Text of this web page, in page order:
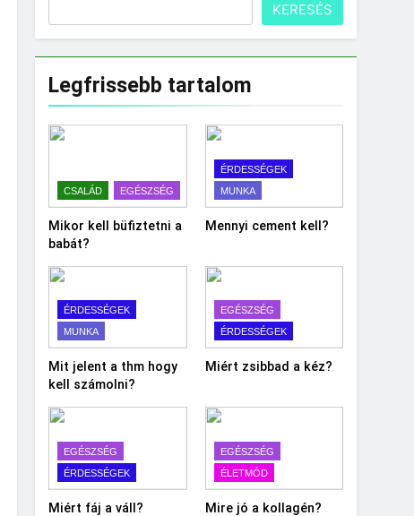
KERESÉS
Legfrissebb tartalom
CSALÁD EGÉSZSÉG
Mikor kell büfiztetni a
babát?
ÉRDESSÉGEK
MUNKA
Mennyi cement kell?
ÉRDESSÉGEK
MUNKA
Mit jelent a thm hogy
kell számolni?
EGÉSZSÉG
ÉRDESSÉGEK
Miért zsibbad a kéz?
EGÉSZSÉG
ÉRDESSÉGEK
Miért fáj a váll?
EGÉSZSÉG
ÉLETMÓD
Mire jó a kollagén?